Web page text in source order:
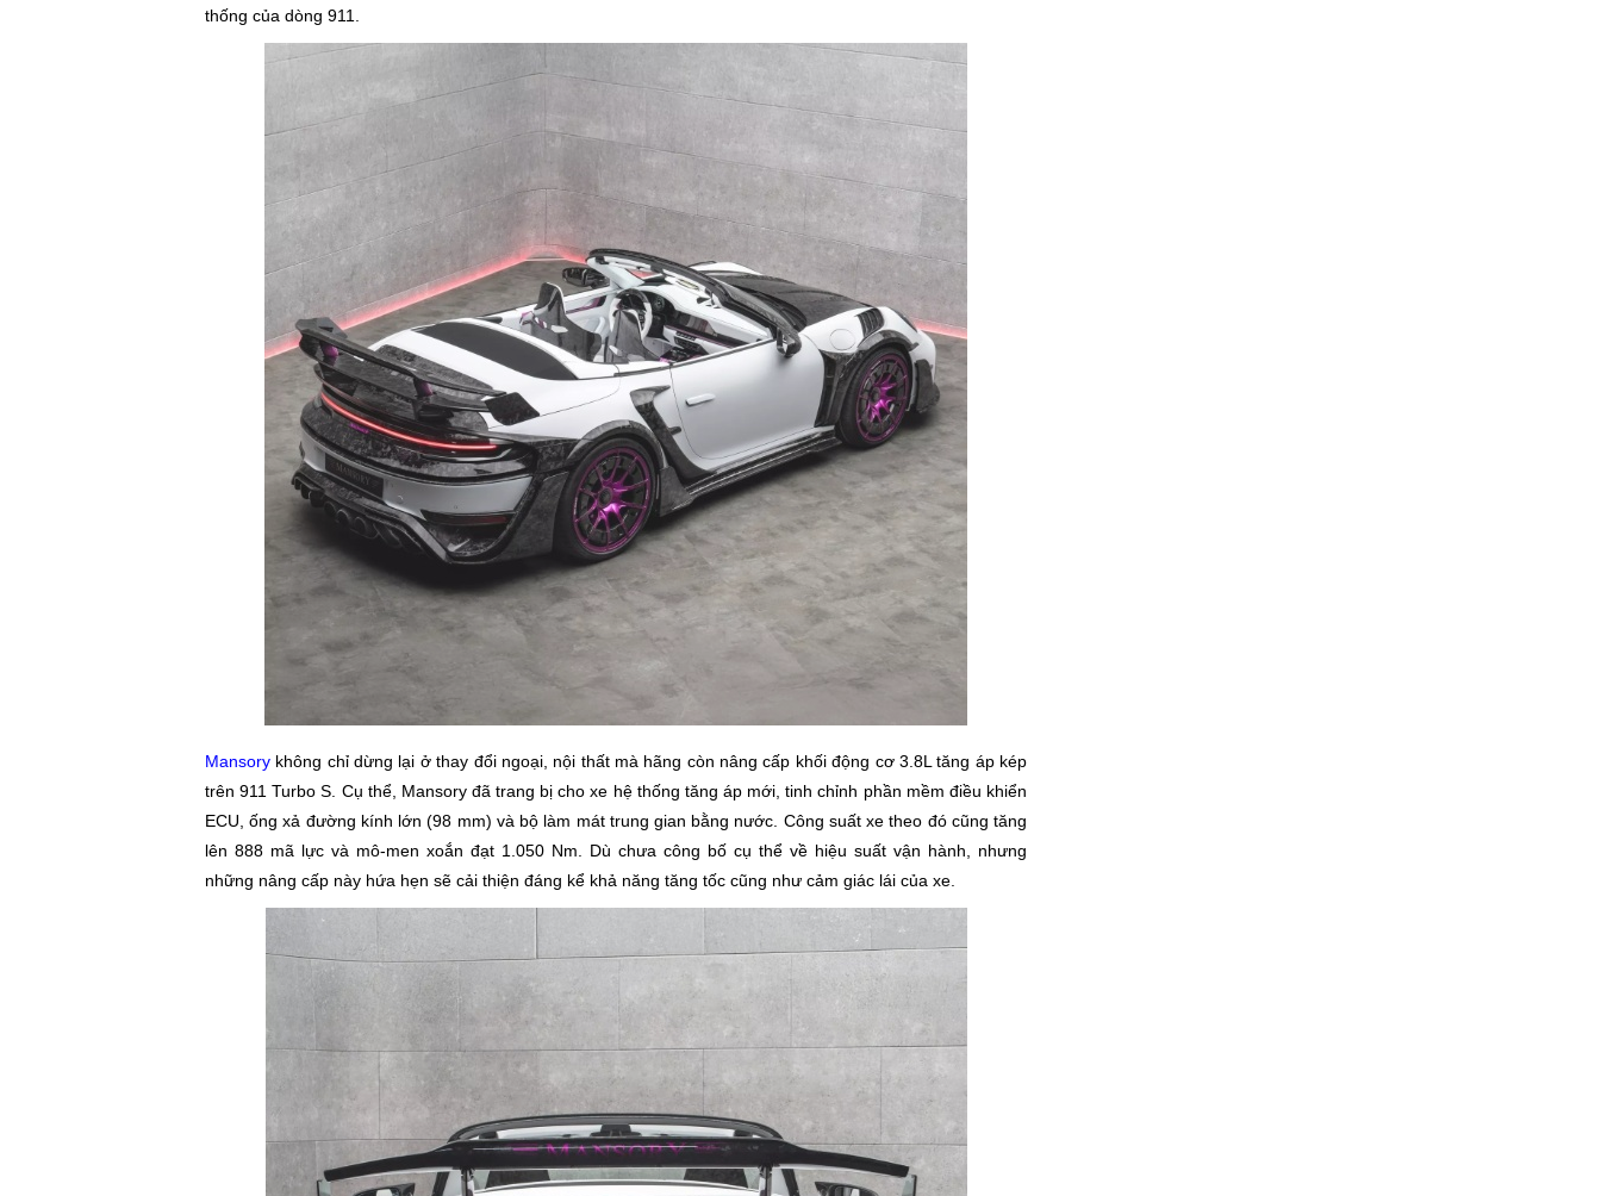
thống của dòng 911.
Mansory không chỉ dừng lại ở thay đổi ngoại, nội thất mà hãng còn nâng cấp khối động cơ 3.8L tăng áp kép
trên 911 Turbo S. Cụ thể, Mansory đã trang bị cho xe hệ thống tăng áp mới, tinh chỉnh phần mềm điều khiển
ECU, ống xả đường kính lớn (98 mm) và bộ làm mát trung gian bằng nước. Công suất xe theo đó cũng tăng
lên 888 mã lực và mô-men xoắn đạt 1.050 Nm. Dù chưa công bố cụ thể về hiệu suất vận hành, nhưng
những nâng cấp này hứa hẹn sẽ cải thiện đáng kể khả năng tăng tốc cũng như cảm giác lái của xe.